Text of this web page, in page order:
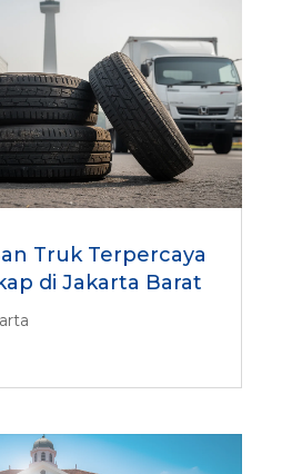
Truk Terpercaya
di Jakarta Barat